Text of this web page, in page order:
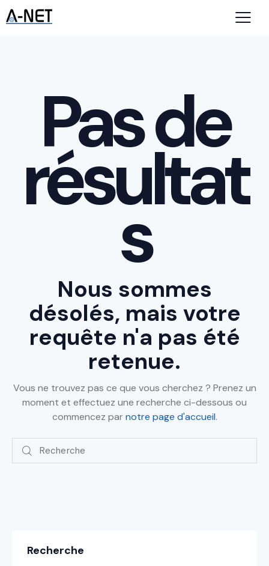
Pas de
résultat
s
Nous sommes
désolés, mais votre
requête n'a pas été
retenue.
Vous ne trouvez pas ce que vous cherchez ? Prenez un
moment et effectuez une recherche ci-dessous ou
commencez parnotre page d'accueil.
Recherche